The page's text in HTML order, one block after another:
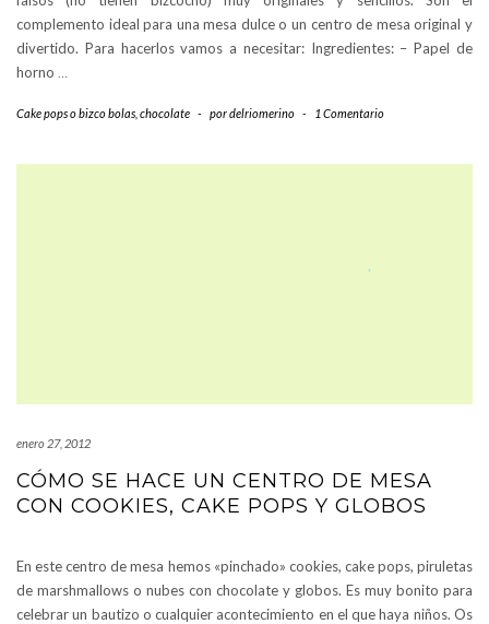
complemento ideal para una mesa dulce o un centro de mesa original y
divertido. Para hacerlos vamos a necesitar: Ingredientes: – Papel de
horno …
Cake pops o bizco bolas chocolate - pordelriomerino - 1 Comentario
enero 27, 2012
CÓMO SE HACE UN CENTRO DE MESA
CON COOKIES, CAKE POPS Y GLOBOS
En este centro de mesa hemos «pinchado» cookies, cake pops, piruletas
de marshmallows o nubes con chocolate y globos. Es muy bonito para
celebrar un bautizo o cualquier acontecimiento en el que haya niños. Os